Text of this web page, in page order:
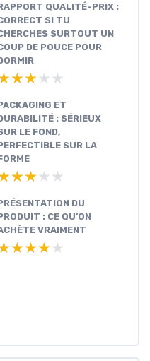
QUALITÉ-PRIX :
SI TU
SURTOUT UN
DE POUCE POUR
ET
: SÉRIEUX
LE FOND,
SUR LA
DU
: CE QU’ON
VRAIMENT